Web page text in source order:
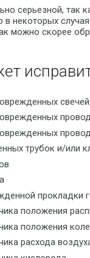
серьезной, так
в некоторых
можно скорее
трубок и/или
прокладки
положения
положения
расхода